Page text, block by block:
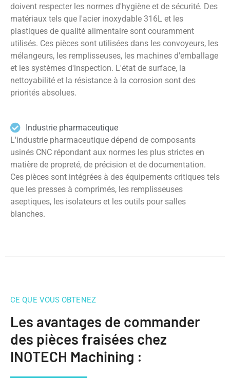
doivent respecter les normes d'hygiène et de sécurité. Des
matériaux tels que l'acier inoxydable 316L et les
plastiques de qualité alimentaire sont couramment
utilisés. Ces pièces sont utilisées dans les convoyeurs, les
mélangeurs, les remplisseuses, les machines d'emballage
et les systèmes d'inspection. L'état de surface, la
nettoyabilité et la résistance à la corrosion sont des
priorités absolues.
Industrie pharmaceutique
L'industrie pharmaceutique dépend de composants
usinés CNC répondant aux normes les plus strictes en
matière de propreté, de précision et de documentation.
Ces pièces sont intégrées à des équipements critiques tels
que les presses à comprimés, les remplisseuses
aseptiques, les isolateurs et les outils pour salles
blanches.
CE QUE VOUS OBTENEZ
Les avantages de commander
des pièces fraisées chez
INOTECH Machining :